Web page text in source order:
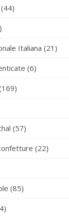
(44)
Italiana (21)
(6)
(57)
(22)
(85)